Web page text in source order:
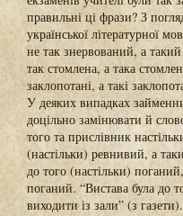
правильні ці фрази? З
української літературної
не так знервований, а
так стомлена, а така
заклопотані, а такі
У деяких випадках
доцільно замінювати й
того та прислівник
(настільки) ревнивий, а
до того (настільки)
поганий. “Вистава була до
виходити із зали” (з